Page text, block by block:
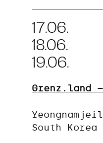
17.06.
18.06.
19.06.
Grenz.land
South Korea